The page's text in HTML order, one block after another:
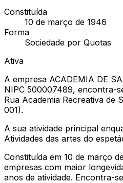
Constituída
10 de março de 1946
Forma
Sociedade por Quotas
Ativa
A empresa ACADEMIA DE
NIPC 500007489, encontra-
Rua Academia Recreativa de
001).
A sua atividade principal
Atividades das artes do
Constituída em 10 de março
empresas com maior
anos de atividade. Encontra-